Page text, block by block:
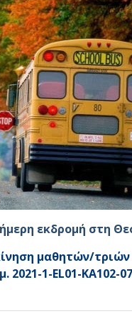
εκδρομή στη
μαθητών/
2021-1-EL01-KA102-